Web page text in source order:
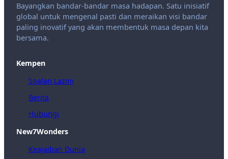
Bayangkan bandar-bandar masa hadapan. Satu inisiatif
global untuk mengenal pasti dan meraikan visi bandar
paling inovatif yang akan membentuk masa depan kita
bersama.
Kempen
Soalan Lazim
Berita
Hubungi
New7Wonders
Keajaiban Dunia